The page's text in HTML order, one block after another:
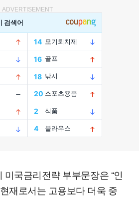
ADVERTISEMENT
국금리전략 부부문장은 “인
재로서는 고용보다 더욱 중